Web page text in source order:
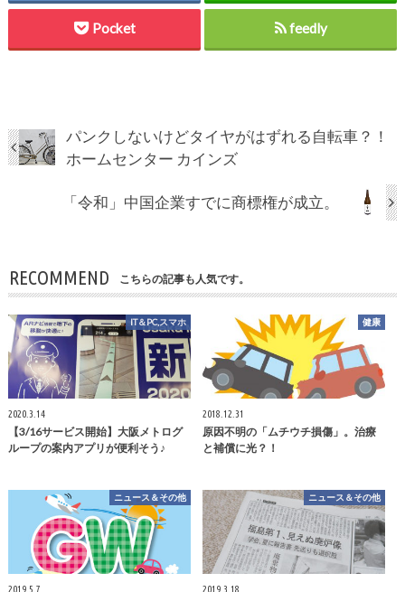
Pocket feedly
パンクしないけどタイヤがはずれる自転車？！
ホームセンター カインズ
「令和」中国企業すでに商標権が成立。
RECOMMEND こちらの記事も人気です。
IT＆PC,スマホ
2020.3.14
【3/16サービス開始】大阪メトログ
ループの案内アプリが便利そう♪
健康
2018.12.31
原因不明の「ムチウチ損傷」。治療
と補償に光？！
ニュース＆その他
2019.5.7
ニュース＆その他
2019.3.18